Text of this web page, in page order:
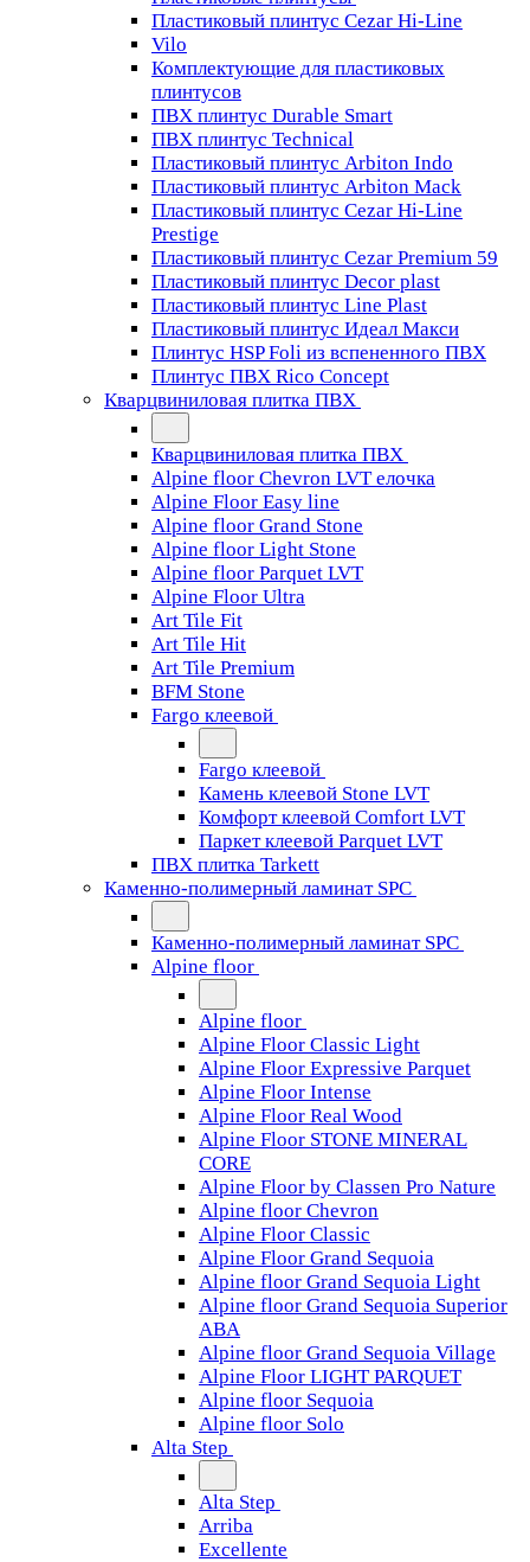
Пластиковый плинтус Cezar Hi-Line
Vilo
Комплектующие для пластиковых
плинтусов
ПВХ плинтус Durable Smart
ПВХ плинтус Technical
Пластиковый плинтус Arbiton Indo
Пластиковый плинтус Arbiton Mack
Пластиковый плинтус Cezar Hi-Line
Prestige
Пластиковый плинтус Cezar Premium 59
Пластиковый плинтус Decor plast
Пластиковый плинтус Line Plast
Пластиковый плинтус Идеал Макси
Плинтус HSP Foli из вспененного ПВХ
Плинтус ПВХ Rico Concept
Кварцвиниловая плитка ПВХ
Кварцвиниловая плитка ПВХ
Alpine floor Chevron LVT елочка
Alpine Floor Easy line
Alpine floor Grand Stone
Alpine floor Light Stone
Alpine floor Parquet LVT
Alpine Floor Ultra
Art Tile Fit
Art Tile Hit
Art Tile Premium
BFM Stone
Fargo клеевой
Fargo клеевой
Камень клеевой Stone LVT
Комфорт клеевой Comfort LVT
Паркет клеевой Parquet LVT
ПВХ плитка Tarkett
Каменно-полимерный ламинат SPC
Каменно-полимерный ламинат SPC
Alpine floor
Alpine floor
Alpine Floor Classic Light
Alpine Floor Expressive Parquet
Alpine Floor Intense
Alpine Floor Real Wood
Alpine Floor STONE MINERAL
CORE
Alpine Floor by Classen Pro Nature
Alpine floor Chevron
Alpine Floor Classic
Alpine Floor Grand Sequoia
Alpine floor Grand Sequoia Light
Alpine floor Grand Sequoia Superior
ABA
Alpine floor Grand Sequoia Village
Alpine Floor LIGHT PARQUET
Alpine floor Sequoia
Alpine floor Solo
Alta Step
Alta Step
Arriba
Excellente